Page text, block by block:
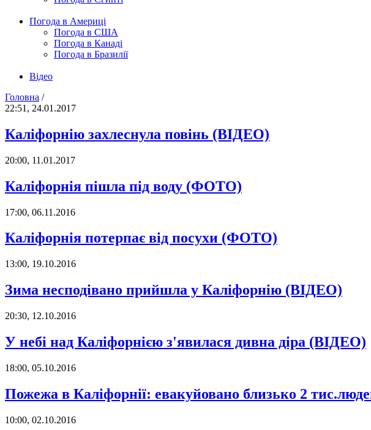
Погода в Америці
Погода в США
Погода в Канаді
Погода в Бразилії
Відео
Головна /
22:51, 24.01.2017
Каліфорнію захлеснула повінь (ВІДЕО)
20:00, 11.01.2017
Каліфорнія пішла під воду (ФОТО)
17:00, 06.11.2016
Каліфорнія потерпає від посухи (ФОТО)
13:00, 19.10.2016
Зима несподівано прийшла у Каліфорнію (ВІДЕО)
20:30, 12.10.2016
У небі над Каліфорнією з'явилася дивна діра (ВІДЕО)
18:00, 05.10.2016
Пожежа в Каліфорнії: евакуйовано близько 2
10:00, 02.10.2016